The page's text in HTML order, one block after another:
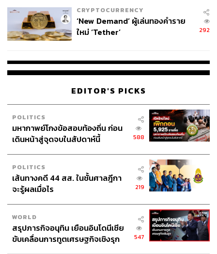
CRYPTOCURRENCY
‘New Demand’ ผู้เล่นทองคำราย
ใหม่ ‘Tether’
292
EDITOR'S PICKS
POLITICS
มหากาพย์โกงข้อสอบท้องถิ่น ก่อน
เดินหน้าสู่จุดจบในสัปดาห์นี้
588
POLITICS
เส้นทางคดี 44 สส. ในชั้นศาลฎีกา
จะรู้ผลเมื่อไร
219
WORLD
สรุปภารกิจอนุทิน เยือนอินโดนีเซีย
ขับเคลื่อนการทูตเศรษฐกิจเชิงรุก
547